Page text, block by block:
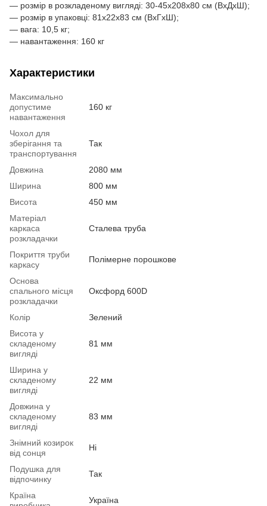
— розмір в розкладеному вигляді: 30-45х208х80 см (ВхДхШ);
— розмір в упаковці: 81х22х83 см (ВхГхШ);
— вага: 10,5 кг;
— навантаження: 160 кг
Характеристики
Максимально
допустиме
навантаження
160 кг
Чохол для
зберігання та
транспортування
Так
Довжина
2080 мм
Ширина
800 мм
Висота
450 мм
Матеріал
каркаса
розкладачки
Сталева труба
Покриття труби
каркасу
Полімерне порошкове
Основа
спального місця
розкладачки
Оксфорд 600D
Колір
Зелений
Висота у
складеному
вигляді
81 мм
Ширина у
складеному
вигляді
22 мм
Довжина у
складеному
вигляді
83 мм
Знімний козирок
від сонця
Ні
Подушка для
відпочинку
Так
Країна
Україна